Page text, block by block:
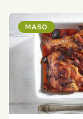
MASO